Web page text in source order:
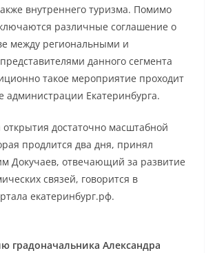
внутреннего туризма. Помимо
различные соглашение о
между региональными и
данного сегмента
такое мероприятие проходит
администрации Екатеринбурга.
достаточно масштабной
продлится два дня, принял
Докучаев, отвечающий за развитие
связей, говорится в
екатеринбург.рф.
градоначальника Александра